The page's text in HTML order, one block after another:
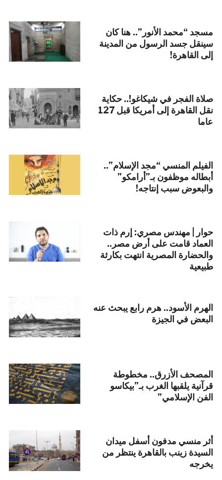
مسجد “محمد الأنور”.. هنا كان
سينقل جسد الرسول من المدينة
إلى القاهرة!
صلاة الفجر في شيكاغو!.. حكاية
نقل القاهرة إلى أمريكا قبل 127
عاما
الفيلم المنسي “مجد الإسلام”..
أبطاله موظفون بـ”أرامكو”
والبعوض سبب إنتاجه!
حوار | مهندس مصري: إرم ذات
العماد قامت على أرض مصر..
والحضارة المصرية انتهت بكارثة
طبيعية
الهرم الأسود.. هرم رابع يبحث عنه
البعض في الجيزة
المصحف الأزرق.. مخطوطة
قرآنية يلقبها الغرب بـ”بيكاسو
الفن الإسلامي”
أثر منسي مدفون أسفل ميدان
السيدة زينب بالقاهرة ينتظر من
يخرجه